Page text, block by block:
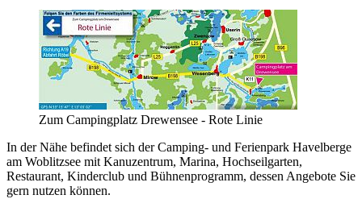
Zum Campingplatz Drewensee - Rote Linie
In der Nähe befindet sich der Camping- und Ferienpark Havelberge
am Woblitzsee mit Kanuzentrum, Marina, Hochseilgarten,
Restaurant, Kinderclub und Bühnenprogramm, dessen Angebote Sie
gern nutzen können.